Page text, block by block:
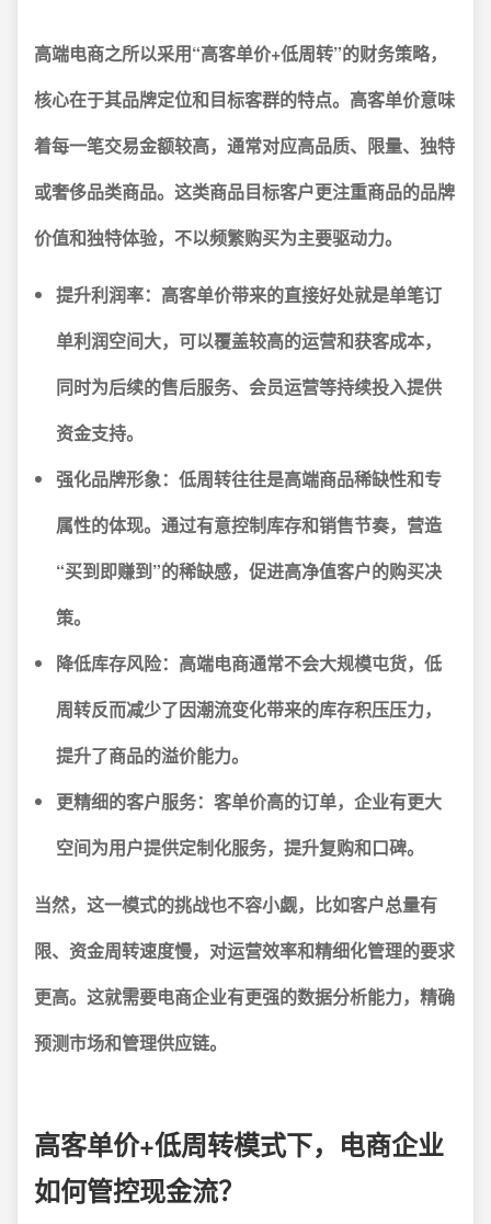
高端电商之所以采用“高客单价+低周转”的财务策略，
核心在于其品牌定位和目标客群的特点。 高客单价意味
着每一笔交易金额较高，通常对应高品质、限量、独特
或奢侈品类商品。这类商品目标客户更注重商品的品牌
价值和独特体验，不以频繁购买为主要驱动力。
提升利润率： 高客单价带来的直接好处就是单笔订
单利润空间大，可以覆盖较高的运营和获客成本，
同时为后续的售后服务、会员运营等持续投入提供
资金支持。
强化品牌形象： 低周转往往是高端商品稀缺性和专
属性的体现。通过有意控制库存和销售节奏，营造
“买到即赚到”的稀缺感，促进高净值客户的购买决
策。
降低库存风险： 高端电商通常不会大规模屯货，低
周转反而减少了因潮流变化带来的库存积压压力，
提升了商品的溢价能力。
更精细的客户服务： 客单价高的订单，企业有更大
空间为用户提供定制化服务，提升复购和口碑。
当然，这一模式的挑战也不容小觑，比如客户总量有
限、资金周转速度慢，对运营效率和精细化管理的要求
更高。这就需要电商企业有更强的数据分析能力，精确
预测市场和管理供应链。
高客单价+低周转模式下，电商企业
如何管控现金流？